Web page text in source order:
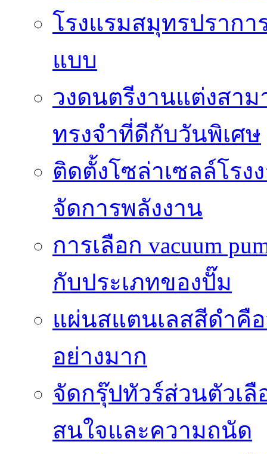
โรงแรมสมุทรปราก
แบบ
วงดนตรีงานแต่งสา
ทรงจำที่ดีกับวันพิเศษ
ติดตั้งโซล่าเซลล์โรง
จัดการพลังงาน
การเลือก vacuum
กับประเภทของปั๊ม
แผ่นสแตนเลสสีดำคื
อย่างมาก
จัดกรุ๊ปทัวร์ส่วนตัวเ
สนใจและความถนัด